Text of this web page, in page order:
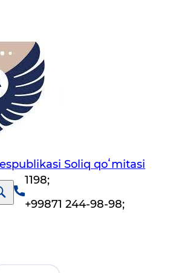
Soliq qoʻmitasi
1198;
+99871 244-98-98;